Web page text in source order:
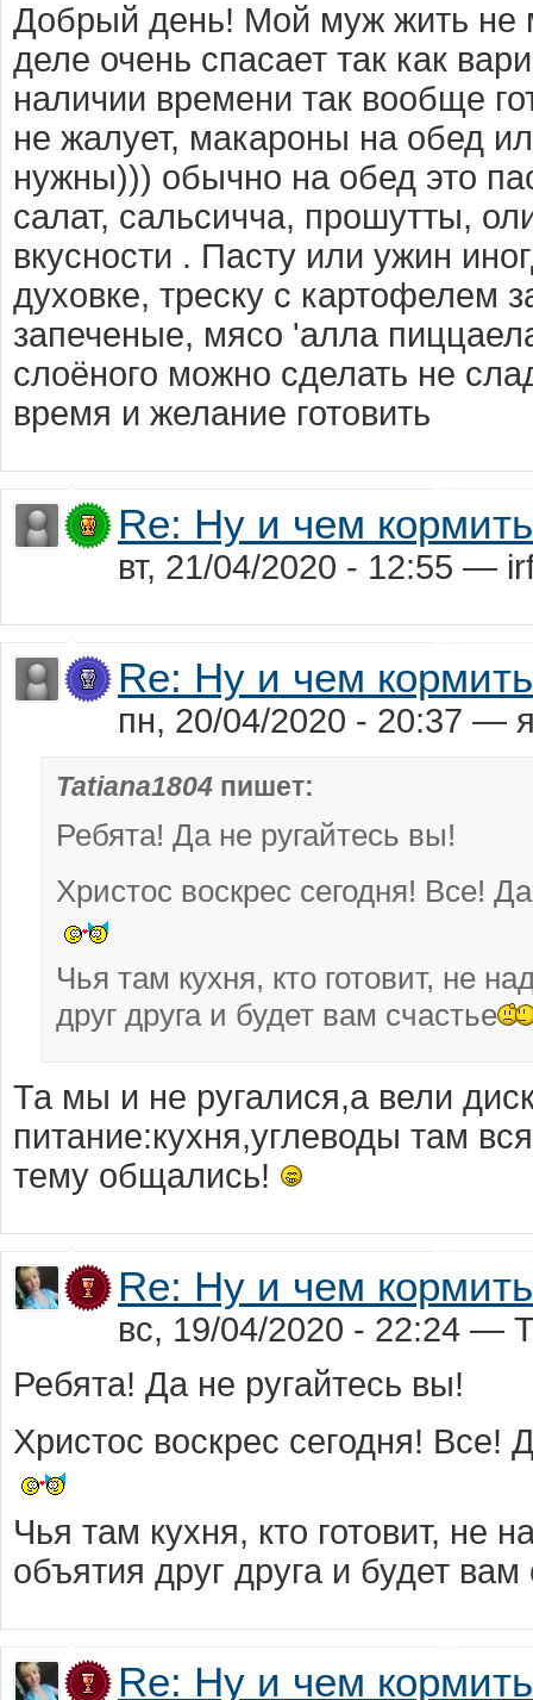
Добрый день! Мой муж жить не
деле очень спасает так как
наличии времени так вообще
не жалует, макароны на обед
нужны))) обычно на обед это
салат, сальсичча, прошутты,
вкусности . Пасту или ужин
духовке, треску с картофелем
запеченые, мясо 'алла
слоёного можно сделать не
время и желание готовить
Re: Ну и чем
вт, 21/04/2020 - 12:55 —
Re: Ну и чем
пн, 20/04/2020 - 20:37 —
Tatiana1804пишет:
Ребята! Да не ругайтесь вы!
Христос воскрес сегодня! Все!
Чья там кухня, кто готовит, не
друг друга и будет вам счастье
Та мы и не ругалися,а вели
питание:кухня,углеводы там
тему общались!
Re: Ну и чем
вс, 19/04/2020 - 22:24 —
Ребята! Да не ругайтесь вы!
Христос воскрес сегодня! Все!
Чья там кухня, кто готовит, не
объятия друг друга и будет вам
Re: Ну и чем